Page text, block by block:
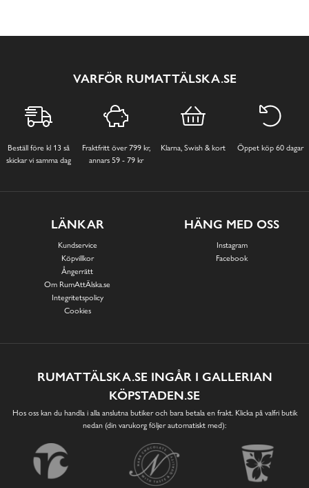
VARFÖR RUMATTÄLSKA.SE
Beställ före kl 13 så
skickar vi samma dag
Fraktfritt över 799 kr,
annars 59 - 79 kr
Klarna, Swish & kort Öppet köp 60 dagar
LÄNKAR
Kundservice
Köpvillkor
Ångerrätt
Om RumAttÄlska.se
Integritetspolicy
Cookies
HÄNG MED OSS
Instagram
Facebook
RUMATTÄLSKA.SE INGÅR I GALLERIAN
KÖPSTADEN.SE
Hos oss kan du handla i alla anslutna butiker och bara betala en frakt. Klicka på valfri butik
nedan (din varukorg följer automatiskt med):